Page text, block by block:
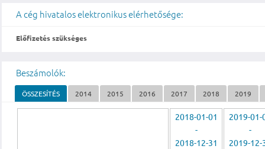
A cég hivatalos elektronikus elérhetősége:
Előfizetés szükséges
Beszámolók:
ÖSSZESÍTÉS 2014 2015 2016 2017 2018 2019
2018-01-01
-
2018-12-31
2019-01-
-
2019-12-